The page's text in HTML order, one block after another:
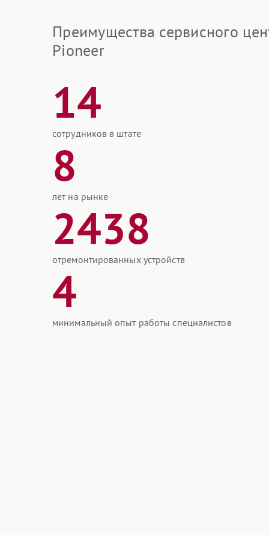
Преимущества сервисного
Pioneer
14
сотрудников в штате
8
лет на рынке
2438
отремонтированных устройств
4
минимальный опыт работы специалистов